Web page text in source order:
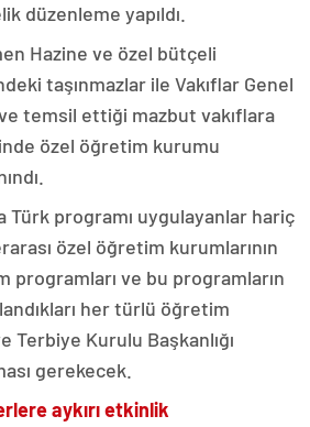
düzenleme yapıldı.
Hazine ve özel bütçeli
taşınmazlar ile Vakıflar Genel
temsil ettiği mazbut vakıflara
özel öğretim kurumu
Türk programı uygulayanlar hariç
özel öğretim kurumlarının
programları ve bu programların
her türlü öğretim
Terbiye Kurulu Başkanlığı
gerekecek.
aykırı etkinlik